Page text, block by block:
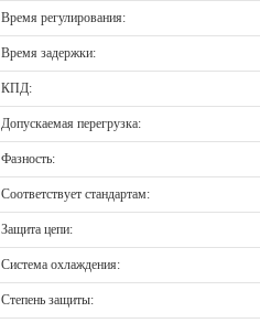
Время регулирования:
Время задержки:
КПД:
Допускаемая перегрузка:
Фазность:
Соответствует стандартам:
Защита цепи:
Система охлаждения:
Степень защиты: